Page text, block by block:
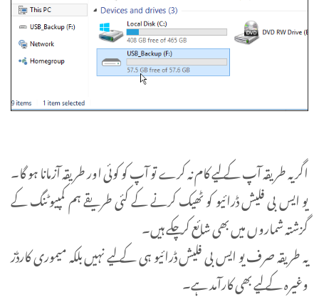
اگر یہ طریقہ آپ کے لیے کام نہ کرے تو آپ کو کوئی اور طریقہ آزمانا ہو گا۔
یو ایس بی فلیش ڈرائیو کو ٹھیک کرنے کے کئی طریقے ہم کمپیوٹنگ کے
گزشتہ شماروں میں بھی شائع کر چکے ہیں۔
یہ طریقہ صرف یو ایس بی فلیش ڈرائیو ہی کے لیے نہیں بلکہ میموری کارڈز
وغیرہ کے لیے بھی کارآمد ہے۔